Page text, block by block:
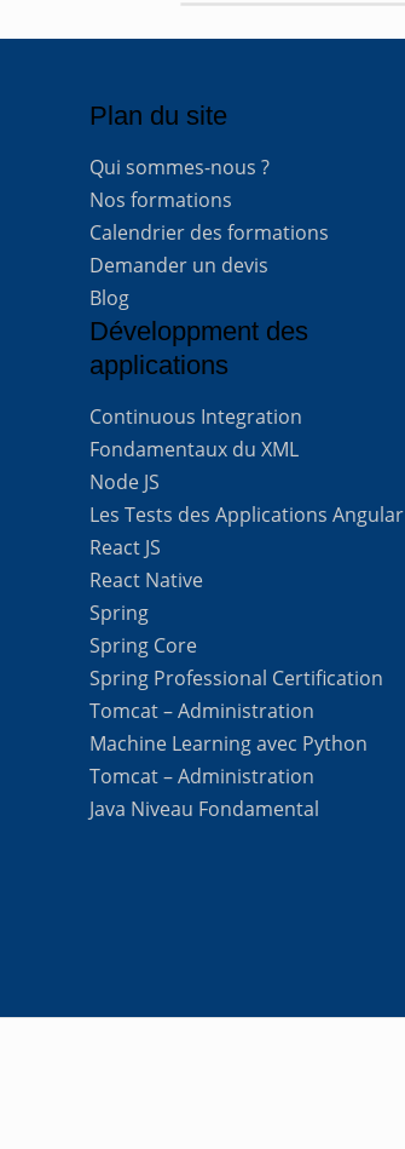
Plan du site
Qui sommes-nous ?
Nos formations
Calendrier des formations
Demander un devis
Blog
Développment des
applications
Continuous Integration
Fondamentaux du XML
Node JS
Les Tests des Applications Angular
React JS
React Native
Spring
Spring Core
Spring Professional Certification
Tomcat – Administration
Machine Learning avec Python
Tomcat – Administration
Java Niveau Fondamental